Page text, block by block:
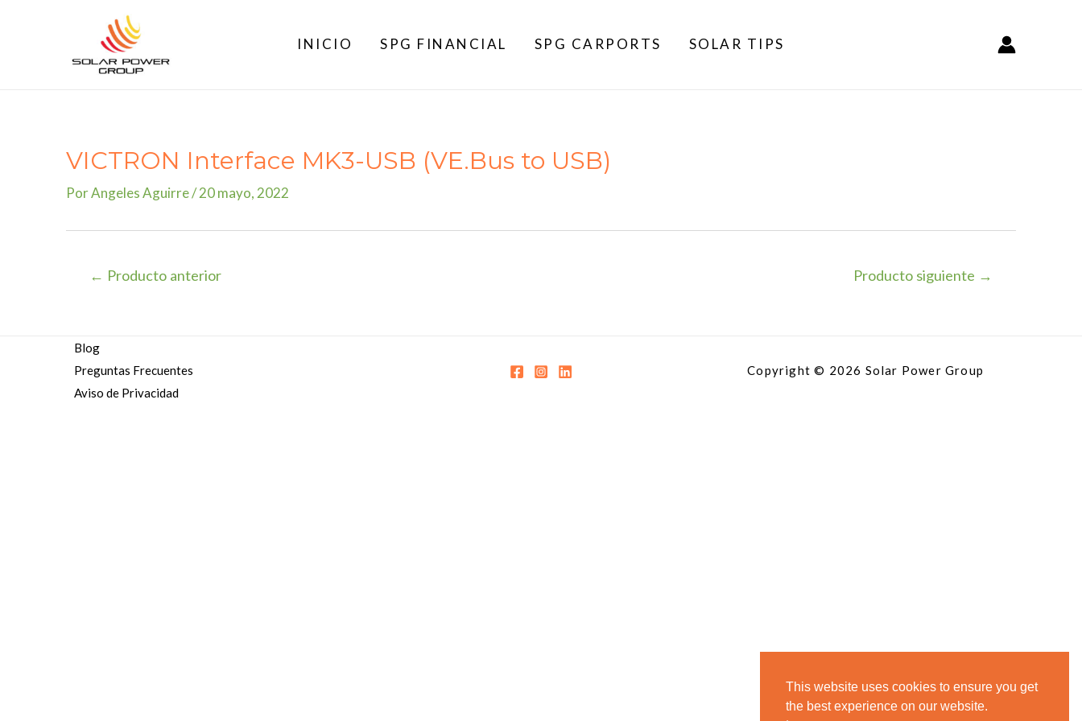
INICIO SPG FINANCIAL SPG CARPORTS SOLAR TIPS
VICTRON Interface MK3-USB (VE.Bus to USB)
PorAngeles Aguirre/20 mayo, 2022
Navegación
← Producto anterior Producto siguiente →
Blog
Preguntas Frecuentes
Aviso de Privacidad
Copyright © 2026 Solar Power Group
This website uses cookies to ensure you get
the best experience on our website.